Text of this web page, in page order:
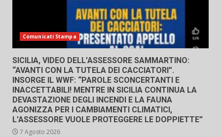
Comunicati Stampa
SICILIA, VIDEO DELL’ASSESSORE SAMMARTINO:
“AVANTI CON LA TUTELA DEI CACCIATORI”.
INSORGE IL WWF: “PAROLE SCONCERTANTI E
INACCETTABILI! MENTRE IN SICILIA CONTINUA LA
DEVASTAZIONE DEGLI INCENDI E LA FAUNA
AGONIZZA PER I CAMBIAMENTI CLIMATICI,
L’ASSESSORE VUOLE PROTEGGERE LE DOPPIETTE”
7 Agosto 2026